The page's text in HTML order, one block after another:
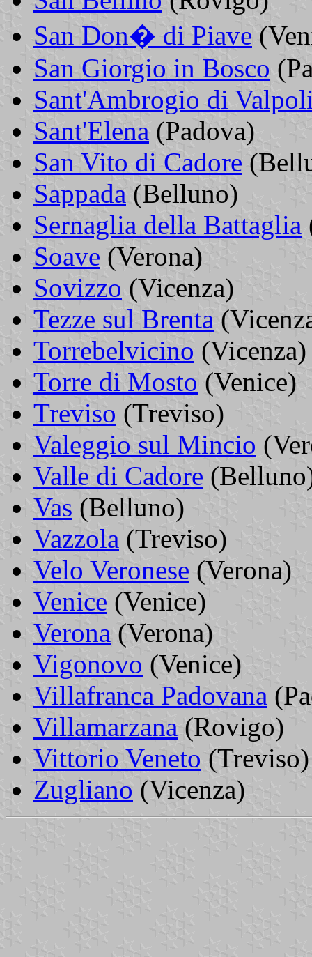
San Don� di Piave
San Giorgio in Bosco
Sant'Ambrogio di
Sant'Elena (Padova)
San Vito di Cadore
Sappada (Belluno)
Sernaglia della Battaglia
Soave (Verona)
Sovizzo (Vicenza)
Tezze sul Brenta
Torrebelvicino (Vicenza)
Torre di Mosto (Venice)
Treviso (Treviso)
Valeggio sul Mincio
Valle di Cadore
Vas (Belluno)
Vazzola (Treviso)
Velo Veronese (Verona)
Venice (Venice)
Verona (Verona)
Vigonovo (Venice)
Villafranca Padovana
Villamarzana (Rovigo)
Vittorio Veneto (Treviso)
Zugliano (Vicenza)